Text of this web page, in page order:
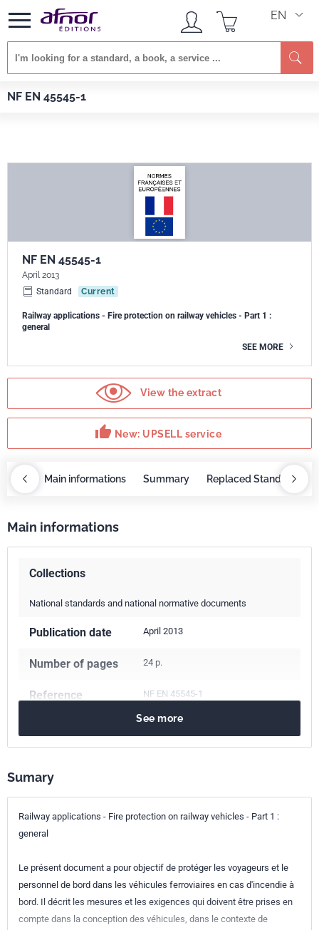
EN
NF EN 45545-1
Afnor EDITIONS Standards
NF EN 45545-1
April 2013
Standard
Current
Railway applications - Fire protection on railway vehicles - Part 1 :
general
SEE MORE
View the extract
thumb_up New: UPSELL service
Main informations Summary Replaced Standards
Main informations
Collections
National standards and national normative documents
Publication date April 2013
Number of pages 24 p.
Reference NF EN 45545-1
45.140
Classification
index
F16-001-1
Print number
European kinship EN 45545-1:2013
See more
Sumary
Railway applications - Fire protection on railway vehicles - Part 1 :
general
Le présent document a pour objectif de protéger les voyageurs et le
personnel de bord dans les véhicules ferroviaires en cas d'incendie à
bord. Il décrit les mesures et les exigences qui doivent être prises en
compte dans la conception des véhicules, dans le contexte de